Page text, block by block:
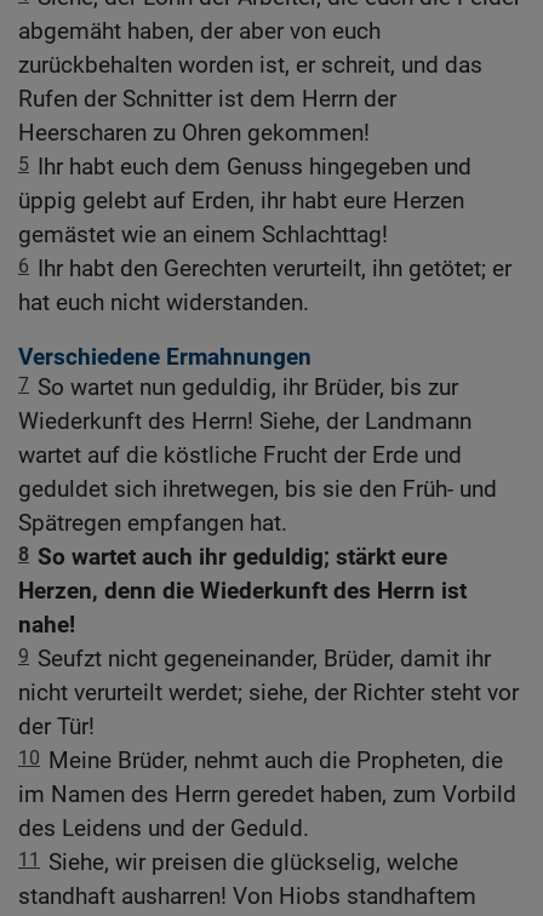
abgemäht haben, der aber von euch
zurückbehalten worden ist, er schreit, und das
Rufen der Schnitter ist dem Herrn der
Heerscharen zu Ohren gekommen!
5 Ihr habt euch dem Genuss hingegeben und
üppig gelebt auf Erden, ihr habt eure Herzen
gemästet wie an einem Schlachttag!
6 Ihr habt den Gerechten verurteilt, ihn getötet; er
hat euch nicht widerstanden.
Verschiedene Ermahnungen
7 So wartet nun geduldig, ihr Brüder, bis zur
Wiederkunft des Herrn! Siehe, der Landmann
wartet auf die köstliche Frucht der Erde und
geduldet sich ihretwegen, bis sie den Früh- und
Spätregen empfangen hat.
8 So wartet auch ihr geduldig; stärkt eure
Herzen, denn die Wiederkunft des Herrn ist
nahe!
9 Seufzt nicht gegeneinander, Brüder, damit ihr
nicht verurteilt werdet; siehe, der Richter steht vor
der Tür!
10 Meine Brüder, nehmt auch die Propheten, die
im Namen des Herrn geredet haben, zum Vorbild
des Leidens und der Geduld.
11
Siehe, wir preisen die glückselig, welche
standhaft ausharren! Von Hiobs standhaftem